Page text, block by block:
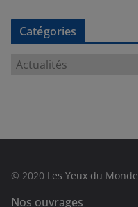
Catégories
e
© 2020 Les Yeux du Monde
Nos ouvrages